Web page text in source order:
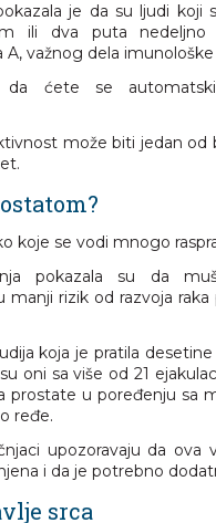
je da su ljudi koji
ili dva puta nedeljno
A, važnog dela
ćete se
može biti jedan od
koje se vodi mnogo
pokazala su da
manji rizik od razvoja
koja je pratila desetine
oni sa više od 21
prostate u poređenju sa
ređe.
upozoravaju da ova
i da je potrebno
srca